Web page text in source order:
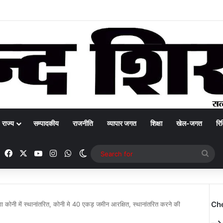
राज्य सम्पादकीय राजनीति व्यापार जगत शिक्षा खेल-जगत
FacebookYouTubeInstagramWhatsApp
Switch skin
for
कोनी में स्थानांतरित, कोनी मे 40 एकड़ जमीन आरक्षित, स्थानांतरित करने की